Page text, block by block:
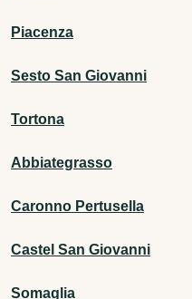
Piacenza
Sesto San Giovanni
Tortona
Abbiategrasso
Caronno Pertusella
Castel San Giovanni
Somaglia